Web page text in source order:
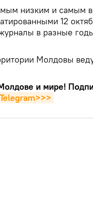
низким и самым
12
в разные
Молдовы
и мире!
Telegram>>>